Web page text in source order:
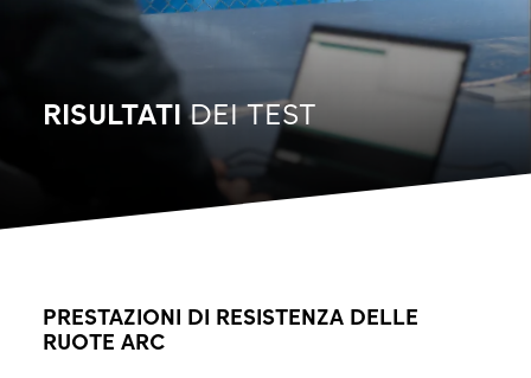
RISULTATIDEI TEST
PRESTAZIONI DI RESISTENZA DELLE
RUOTE ARC